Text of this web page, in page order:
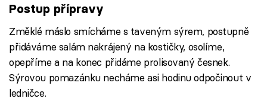
Postup přípravy
Změklé máslo smícháme s taveným sýrem, postupně
přidáváme salám nakrájený na kostičky, osolíme,
opepříme a na konec přidáme prolisovaný česnek.
Sýrovou pomazánku necháme asi hodinu odpočinout v
ledničce.